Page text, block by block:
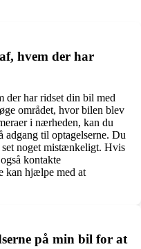
hvem der har
der har ridset din bil med
området, hvor bilen blev
i nærheden, kan du
adgang til optagelserne. Du
set noget mistænkeligt. Hvis
kontakte
kan hjælpe med at
på min bil for at